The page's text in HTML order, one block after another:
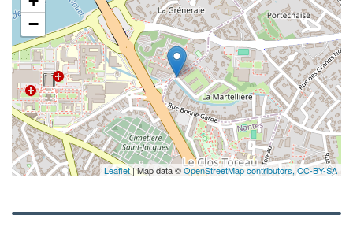
−
Leaflet| Map data ©OpenStreetMap contributors, CC-BY-SA